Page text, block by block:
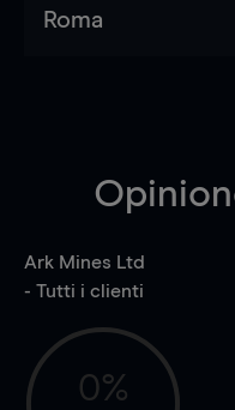
Roma
Ark Mines Ltd
- Tutti i clienti
0%